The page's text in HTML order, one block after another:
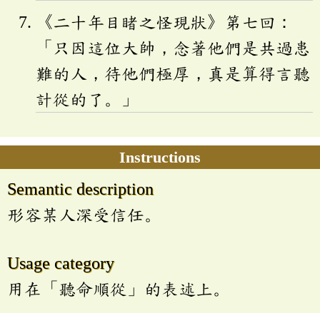
《二十年目睹之怪現狀》第七回：
「只因這位大帥，念著他們是共過患
難的人，待他們極厚，真是算得言聽
計從的了。」
Instructions
Semantic description
形容某人深受信任。
Usage category
用在「聽命順從」的表述上。